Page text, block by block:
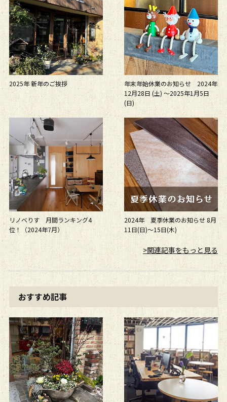
2025年 新年のご挨拶
年末年始休業のお知らせ 2024年
12月28日 (土) ～2025年1月5日
(日)
リノベりす 月間ランキング4
位！（2024年7月）
2024年 夏季休業のお知らせ 8月
11日(日)～15日(木)
>関連記事をもっと見る
おすすめ記事